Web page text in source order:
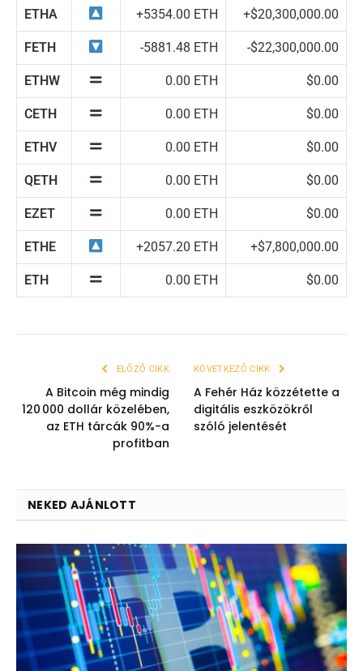
ETHA +5354.00 ETH +$20,300,000.00
FETH -5881.48 ETH -$22,300,000.00
ETHW 0.00 ETH $0.00
CETH 0.00 ETH $0.00
ETHV 0.00 ETH $0.00
QETH 0.00 ETH $0.00
EZET 0.00 ETH $0.00
ETHE +2057.20 ETH +$7,800,000.00
ETH 0.00 ETH $0.00
ELŐZŐ CIKK
A Bitcoin még mindig
120 000 dollár közelében,
az ETH tárcák 90%-a
profitban
KÖVETKEZŐ CIKK
A Fehér Ház közzétette a
digitális eszközökről
szóló jelentését
NEKED AJÁNLOTT